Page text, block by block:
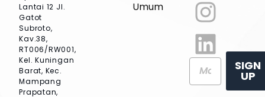
Lantai 12 Jl.
Gatot
Subroto,
Kav.38,
RT006/RW001,
Kel. Kuningan
Barat, Kec.
Mampang
Prapatan,
Umum
SIGN
UP